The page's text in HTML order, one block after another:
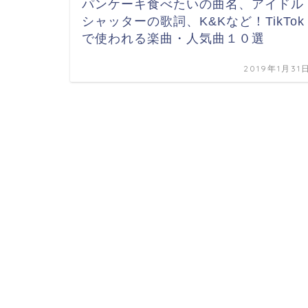
パンケーキ食べたいの曲名、アイドル
シャッターの歌詞、K&Kなど！TikTok
で使われる楽曲・人気曲１０選
2019年1月31